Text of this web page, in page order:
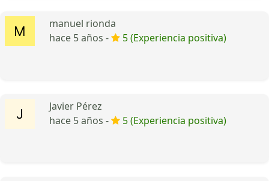
manuel rionda
hace 5 años -
5 (Experiencia positiva)
Javier Pérez
hace 5 años -
5 (Experiencia positiva)